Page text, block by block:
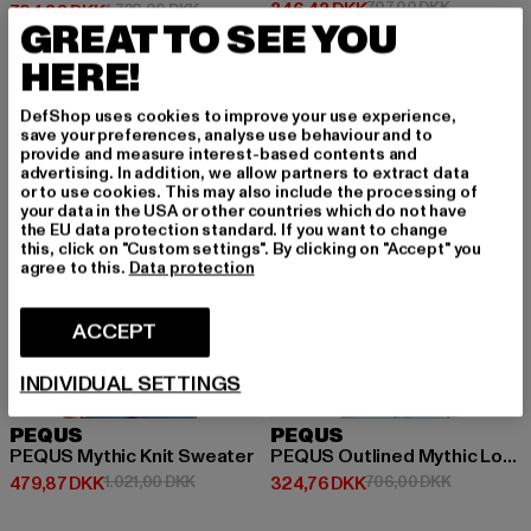
794,88 DKK
Nuværende pris: 794,88 DKK
1.728,00 DKKKampagnepris: 1.728,00 DKK
346,43 DKK
Nuværende pris: 346,43 DKK
707,00 DKK
-53%
PEQUS
PEQUS Mythic Knit Sweater
479,87 DKK
Nuværende pris: 479,87 DKK
1.021,00 DKKKampagnepris: 1.021,00 DKK
PEQUS
PEQUS Outlined Mythic Logo Hoodie
324,76 DKK
Nuværende pris: 324,76 DKK
706,00 DKK
GREAT TO SEE YOU
HERE!
DefShop uses cookies to improve your use experience,
save your preferences, analyse use behaviour and to
provide and measure interest-based contents and
advertising. In addition, we allow partners to extract data
or to use cookies. This may also include the processing of
your data in the USA or other countries which do not have
the EU data protection standard. If you want to change
this, click on "Custom settings". By clicking on "Accept" you
agree to this. Data protection
ACCEPT
INDIVIDUAL SETTINGS